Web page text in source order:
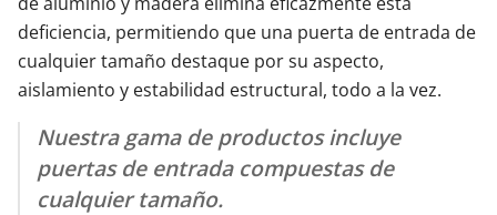
deficiencia, permitiendo que una puerta de entrada de
cualquier tamaño destaque por su aspecto,
aislamiento y estabilidad estructural, todo a la vez.
Nuestra gama de productos incluye
puertas de entrada compuestas de
cualquier tamaño.